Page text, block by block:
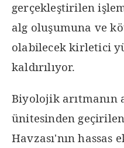
gerçekleştirilen
alg oluşumuna ve
olabilecek kirletici
kaldırılıyor.
Biyolojik arıtmanın
ünitesinden
Havzası'nın hassas